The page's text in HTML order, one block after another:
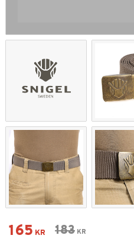
Reduced price:
165 KR Original price:
183 KR